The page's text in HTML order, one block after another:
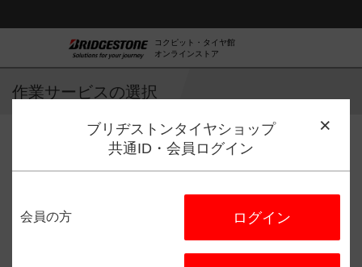
コクピット・タイヤ館
オンラインストア
作業サービスの選択
〒740-0034 山口県岩国
ブリヂストンタイヤショップ
共通ID・会員ログイン
会員の方 ログイン